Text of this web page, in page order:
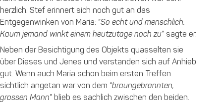
herzlich. Stef erinnert sich noch gut an das
Entgegenwinken von Maria: “So echt und menschlich.
Kaum jemand winkt einem heutzutage noch zu” sagte er.
Neben der Besichtigung des Objekts quasselten sie
über Dieses und Jenes und verstanden sich auf Anhieb
gut. Wenn auch Maria schon beim ersten Treffen
sichtlich angetan war von dem “braungebrannten,
grossen Mann” blieb es sachlich zwischen den beiden.